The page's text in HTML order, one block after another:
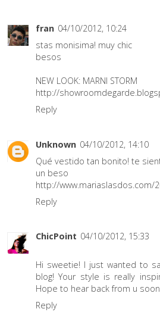
fran 04/10/2012, 10:24
stas monisima! muy chic
besos
NEW LOOK: MARNI STORM
http://
Reply
Unknown 04/10/2012, 14:10
Qué vestido tan bonito! te
un beso
http://
Reply
ChicPoint 04/10/2012, 15:33
Hi sweetie! I just wanted to
blog! Your style is really
Hope to hear back from u
Reply